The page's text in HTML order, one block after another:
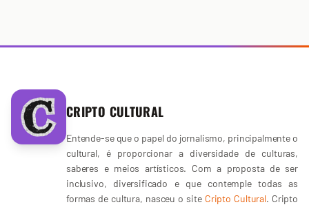
CRIPTO CULTURAL
Entende-se que o papel do jornalismo, principalmente o
cultural, é proporcionar a diversidade de culturas,
saberes e meios artísticos. Com a proposta de ser
inclusivo, diversificado e que contemple todas as
formas de cultura, nasceu o site Cripto Cultural. Cripto